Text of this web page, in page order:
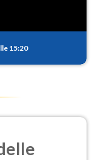
15:20